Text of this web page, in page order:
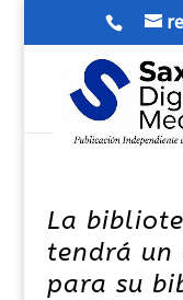
La
tendrá un
para su